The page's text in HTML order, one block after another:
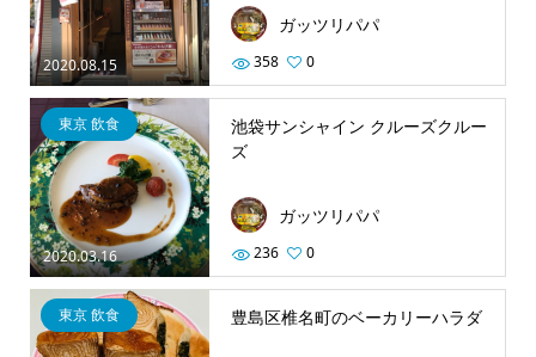
2020.08.15
ガッツリパパ
358 0
2020.03.16
東京 飲食
池袋サンシャイン クルーズクルー
ズ
ガッツリパパ
236 0
東京 飲食 豊島区椎名町のベーカリーハラダ